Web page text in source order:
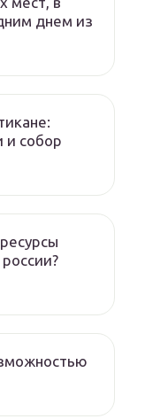
днем из
и собор